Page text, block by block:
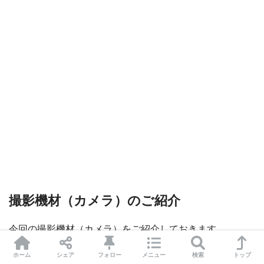
撮影機材（カメラ）のご紹介
今回の撮影機材（カメラ）をご紹介しておきます。
ホーム シェア フォロー メニュー 検索 トップ